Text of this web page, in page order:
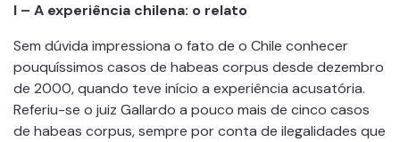
I – A experiência chilena: o relato
Sem dúvida impressiona o fato de o Chile conhecer
pouquíssimos casos de habeas corpus desde dezembro
de 2000, quando teve início a experiência acusatória.
Referiu-se o juiz Gallardo a pouco mais de cinco casos
de habeas corpus, sempre por conta de ilegalidades que